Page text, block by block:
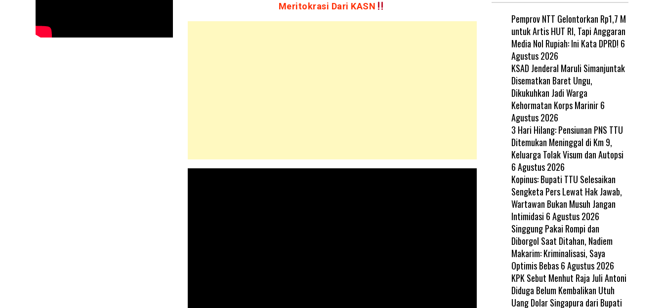
Meritokrasi Dari KASN
Pemprov NTT Gelontorkan Rp1,7 M
untuk Artis HUT RI, Tapi Anggaran
Media Nol Rupiah: Ini Kata DPRD! 6
Agustus 2026
KSAD Jenderal Maruli Simanjuntak
Disematkan Baret Ungu,
Dikukuhkan Jadi Warga
Kehormatan Korps Marinir 6
Agustus 2026
3 Hari Hilang: Pensiunan PNS TTU
Ditemukan Meninggal di Km 9,
Keluarga Tolak Visum dan Autopsi
6 Agustus 2026
Kopinus: Bupati TTU Selesaikan
Sengketa Pers Lewat Hak Jawab,
Wartawan Bukan Musuh Jangan
Intimidasi 6 Agustus 2026
Singgung Pakai Rompi dan
Diborgol Saat Ditahan, Nadiem
Makarim: Kriminalisasi, Saya
Optimis Bebas 6 Agustus 2026
KPK Sebut Menhut Raja Juli Antoni
Diduga Belum Kembalikan Utuh
Uang Dolar Singapura dari Bupati